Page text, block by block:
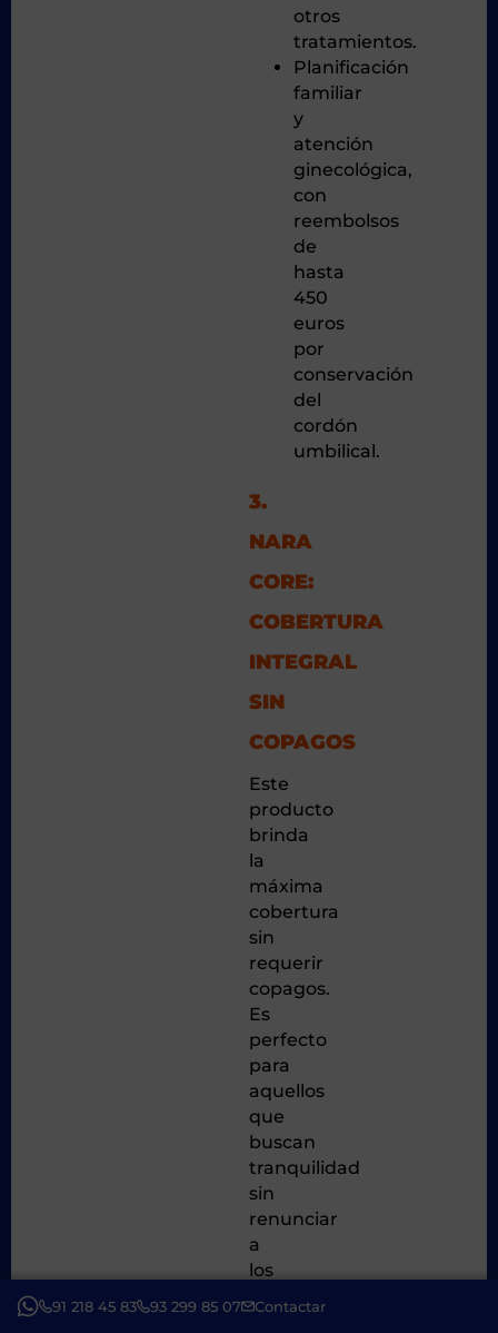
otros
tratamientos.
Planificación
familiar
y
atención
ginecológica,
con
reembolsos
de
hasta
450
euros
por
conservación
del
cordón
umbilical.
3.
NARA
CORE:
COBERTURA
INTEGRAL
SIN
COPAGOS
Este
producto
brinda
la
máxima
cobertura
sin
requerir
copagos.
Es
perfecto
para
aquellos
que
buscan
tranquilidad
sin
renunciar
a
los
mejores
91 218 45 83 93 299 85 07 Contactar